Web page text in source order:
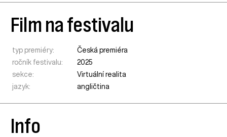
Film na festivalu
typ premiéry:
Česká premiéra
ročník festivalu:
2025
sekce:
Virtuální realita
jazyk:
angličtina
Info